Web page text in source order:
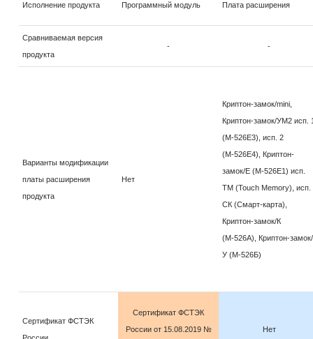
Исполнение продукта Программный модуль Плата расширения
Сравниваемая версия
продукта
- -
Варианты модификации
платы расширения
продукта
Нет
Криптон-замок/mini,
Криптон-замок/УМ2 исп.
(М-526Е3), исп. 2
(М-526Е4), Криптон-
замок/E (М-526Е1) исп.
TM (Touch Memory), исп.
СК (Смарт-карта),
Криптон-замок/К
(М-526А), Криптон-замок/
У (М-526Б)
Сертификат ФСТЭК
Сертификат ФСТЭК
России от 15.08.2019 №
Нет